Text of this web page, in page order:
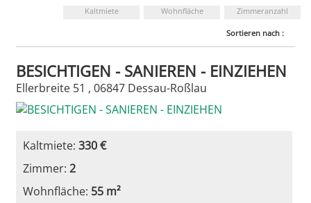
Zimmeranzahl
Wohnfläche
Kaltmiete
Sortieren nach :
BESICHTIGEN - SANIEREN - EINZIEHEN
Ellerbreite 51 , 06847 Dessau-Roßlau
Kaltmiete:330 €
Zimmer:2
Wohnfläche: 55 m²